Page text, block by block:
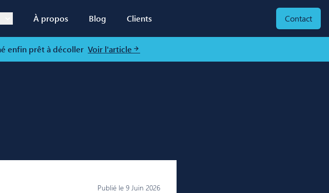
À propos Blog Clients Contact
enfin prêt à décoller Voir l'article
Publié le 9 Juin 2026